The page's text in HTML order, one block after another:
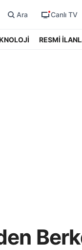
Ara Canlı TV
RESMİ